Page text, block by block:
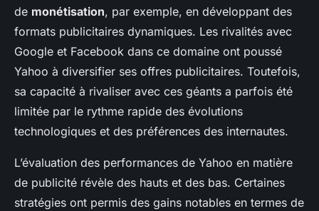
de monétisation, par exemple, en développant des
formats publicitaires dynamiques. Les rivalités avec
Google et Facebook dans ce domaine ont poussé
Yahoo à diversifier ses offres publicitaires. Toutefois,
sa capacité à rivaliser avec ces géants a parfois été
limitée par le rythme rapide des évolutions
technologiques et des préférences des internautes.
L’évaluation des performances de Yahoo en matière
de publicité révèle des hauts et des bas. Certaines
stratégies ont permis des gains notables en termes de